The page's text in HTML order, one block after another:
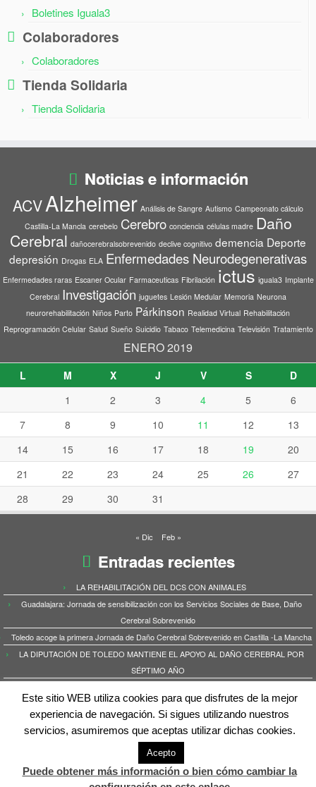
Boletines Iguala3
Colaboradores
Colaboradores
Tienda Solidaria
Tienda Solidaria
Noticias e información
ACVAlzheimer Análisis de Sangre Autismo Campeonato cálculo
Castilla-La Mancla cerebelo Cerebro conciencia células madre Daño
Cerebral dañocerebralsobrevenido declive cognitivo demencia Deporte
depresión Drogas ELA Enfermedades Neurodegenerativas
Enfermedades raras Escaner Ocular Farmaceuticas Fibrilación ictus iguala3 Implante
Cerebral Investigación juguetes Lesión Medular Memoria Neurona
neurorehabilitación Niños Parto Párkinson Realidad Virtual Rehabilitación
Reprogramación Celular Salud Sueño Suicidio Tabaco Telemedicina Televisión Tratamiento
ENERO 2019
L M X J V S
D
1
2 3 4 5
6
7
8 9 10 11 12
13
14
15 16 17 18 19
20
21
22 23 24 25 26
27
28
29 30 31
« Dic Feb »
Entradas recientes
LA REHABILITACIÓN DEL DCS CON ANIMALES
Guadalajara: Jornada de sensibilización con los Servicios Sociales de Base, Daño
Cerebral Sobrevenido
Toledo acoge la primera Jornada de Daño Cerebral Sobrevenido en Castilla -La Mancha
LA DIPUTACIÓN DE TOLEDO MANTIENE EL APOYO AL DAÑO CEREBRAL POR
SÉPTIMO AÑO
·Diseñado con el
Este sitio WEB utiliza cookies para que disfrutes de la mejor
experiencia de navegación. Si sigues utilizando nuestros
servicios, asumiremos que aceptas utilizar dichas cookies.
Acepto
Puede obtener más información o bien cómo cambiar la